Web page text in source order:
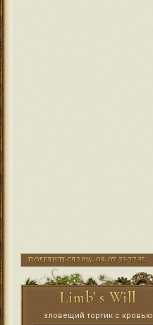
ПОДЕЛИТЬСЯ2014-08-07 23:27:35
Limb' s Will
зловещий тортик с кровью